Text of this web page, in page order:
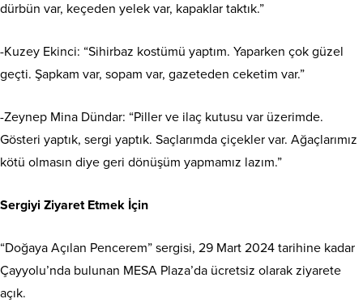
dürbün var, keçeden yelek var, kapaklar taktık.”
-Kuzey Ekinci: “Sihirbaz kostümü yaptım. Yaparken çok güzel
geçti. Şapkam var, sopam var, gazeteden ceketim var.”
-Zeynep Mina Dündar: “Piller ve ilaç kutusu var üzerimde.
Gösteri yaptık, sergi yaptık. Saçlarımda çiçekler var. Ağaçlarımız
kötü olmasın diye geri dönüşüm yapmamız lazım.”
Sergiyi Ziyaret Etmek İçin
“Doğaya Açılan Pencerem” sergisi, 29 Mart 2024 tarihine kadar
Çayyolu’nda bulunan MESA Plaza’da ücretsiz olarak ziyarete
açık.